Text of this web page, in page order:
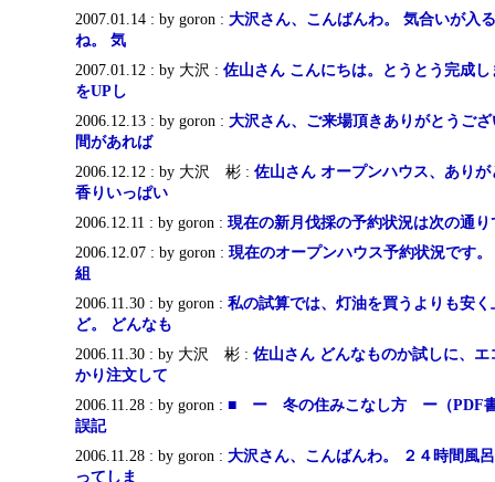
2007.01.14 : by goron : 大沢さん、こんばんわ。 気合いが入
ね。 気
2007.01.12 : by 大沢 : 佐山さん こんにちは。とうとう完成
をUPし
2006.12.13 : by goron : 大沢さん、ご来場頂きありがとうご
間があれば
2006.12.12 : by 大沢 彬 : 佐山さん オープンハウス、あり
香りいっぱい
2006.12.11 : by goron : 現在の新月伐採の予約状況は次の通り
2006.12.07 : by goron : 現在のオープンハウス予約状況です
組
2006.11.30 : by goron : 私の試算では、灯油を買うよりも安
ど。 どんなも
2006.11.30 : by 大沢 彬 : 佐山さん どんなものか試しに、
かり注文して
2006.11.28 : by goron : ■ ー 冬の住みこなし方 ー（PDF書
誤記
2006.11.28 : by goron : 大沢さん、こんばんわ。 ２４時間風
ってしま